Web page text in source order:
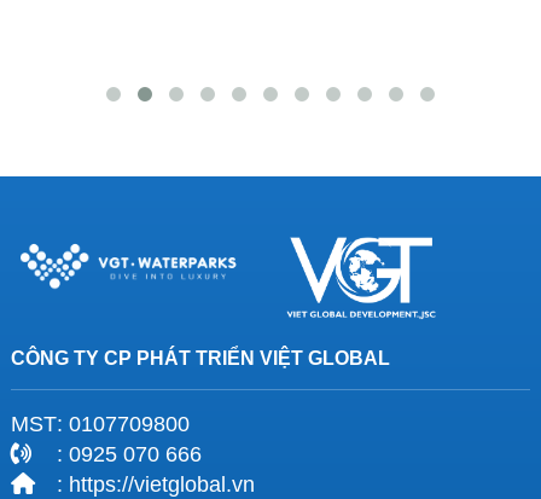
CÔNG TY CP PHÁT TRIỂN VIỆT GLOBAL
MST: 0107709800
: 0925 070 666
: https://vietglobal.vn